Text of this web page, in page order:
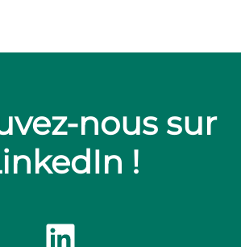
nous sur
!